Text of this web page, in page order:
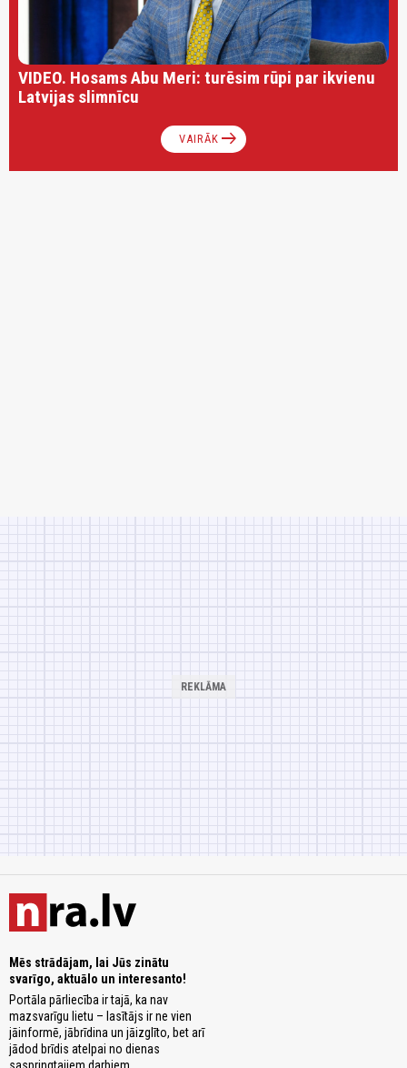
VIDEO. Hosams Abu Meri: turēsim rūpi par ikvienu
Latvijas slimnīcu
VAIRĀK arrow_right_alt
Mēs strādājam, lai Jūs zinātu
svarīgo, aktuālo un interesanto!
Portāla pārliecība ir tajā, ka nav
mazsvarīgu lietu – lasītājs ir ne vien
jāinformē, jābrīdina un jāizglīto, bet arī
jādod brīdis atelpai no dienas